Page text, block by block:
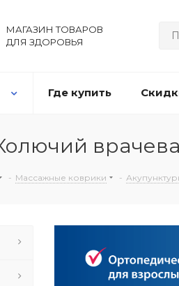
МАГАЗИН ТОВАРОВ
ДЛЯ ЗДОРОВЬЯ
Где купить
- Массажные коврики -